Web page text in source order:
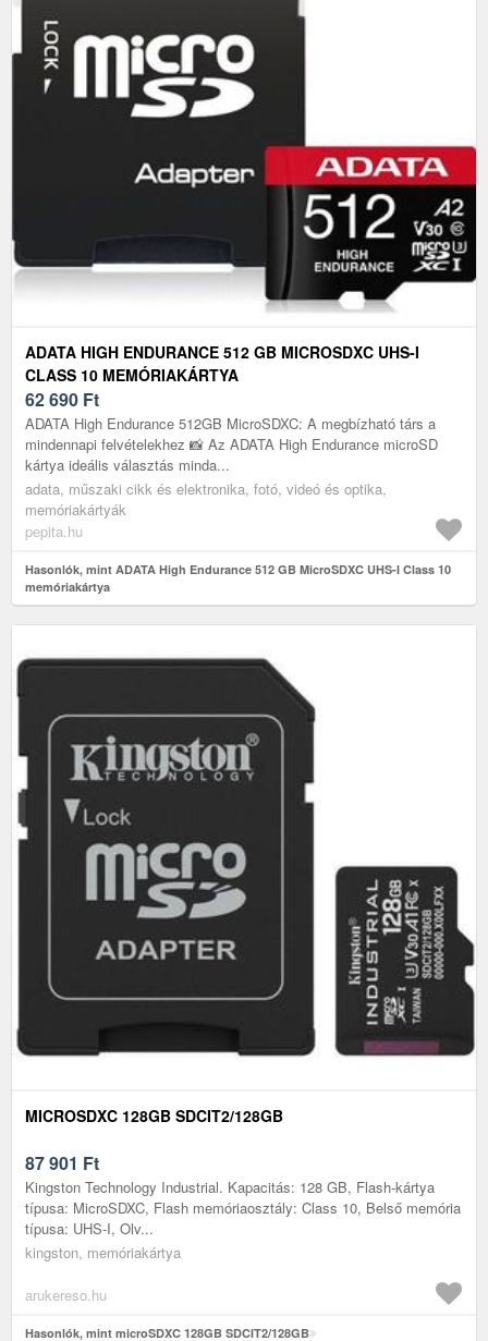
ADATA HIGH ENDURANCE 512 GB MICROSDXC UHS-I
CLASS 10 MEMÓRIAKÁRTYA
62 690 Ft
ADATA High Endurance 512GB MicroSDXC: A megbízható társ a
mindennapi felvételekhez 📸 Az ADATA High Endurance microSD
kártya ideális választás minda...
adata, műszaki cikk és elektronika, fotó, videó és optika,
memóriakártyák
pepita.hu
Hasonlók, mint ADATA High Endurance 512 GB MicroSDXC UHS-I Class 10
memóriakártya
MICROSDXC 128GB SDCIT2/128GB
87 901 Ft
Kingston Technology Industrial. Kapacitás: 128 GB, Flash-kártya
típusa: MicroSDXC, Flash memóriaosztály: Class 10, Belső memória
típusa: UHS-I, Olv...
kingston, memóriakártya
arukereso.hu
Hasonlók, mint microSDXC 128GB SDCIT2/128GB